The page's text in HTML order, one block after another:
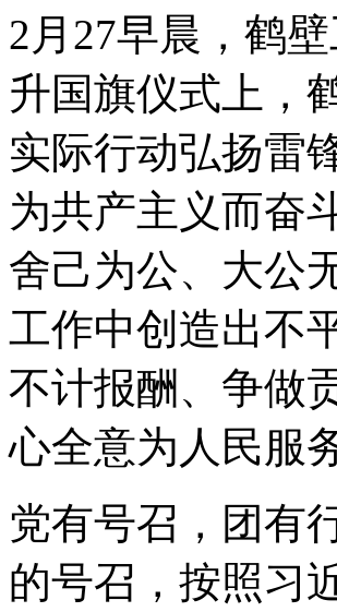
2月27早晨，鹤
升国旗仪式上，
实际行动弘扬雷
为共产主义而奋
舍己为公、大公
工作中创造出不
不计报酬、争做
心全意为人民服
党有号召，团有
的号召，按照习